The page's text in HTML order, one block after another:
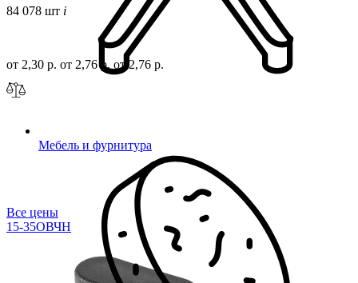
Мебель и фурнитура
84 078 шт i
от 2,30 р. от 2,76 р. от 2,76 р.
Все цены
15-35ОВЧН